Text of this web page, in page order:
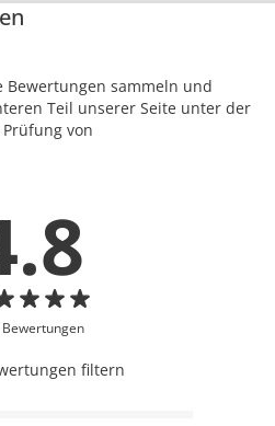
sammeln und
Teil unserer Seite unter der
von
Bewertungen
filtern